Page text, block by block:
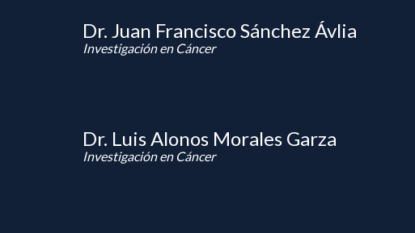
Dr. Juan Francisco Sánchez Ávlia
Investigación en Cáncer
Dr. Luis Alonos Morales Garza
Investigación en Cáncer